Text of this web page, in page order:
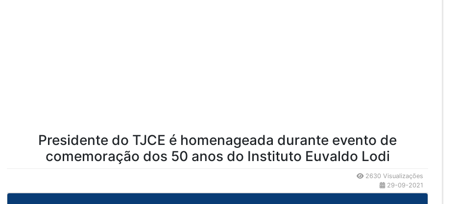
Presidente do TJCE é homenageada durante evento de
comemoração dos 50 anos do Instituto Euvaldo Lodi
2630 Visualizações
29-09-2021